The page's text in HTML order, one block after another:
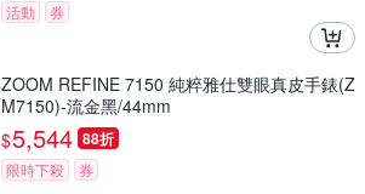
活動 券
ZOOM REFINE 7150 純粹雅仕雙眼真皮手錶(Z
M7150)-流金黑/44mm
$5,544 88折
限時下殺 券